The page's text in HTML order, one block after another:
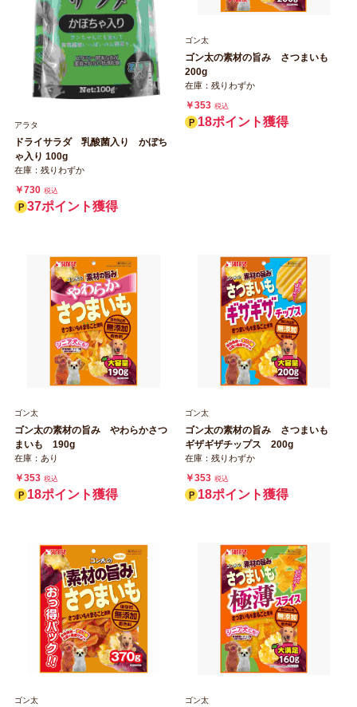
アラタ
ドライサラダ 乳酸菌入り かぼち
ゃ入り 100g
在庫：残りわずか
￥730 税込
37ポイント獲得
ゴン太
ゴン太の素材の旨み さつまいも
200g
在庫：残りわずか
￥353 税込
18ポイント獲得
ゴン太
ゴン太の素材の旨み やわらかさつ
まいも 190g
在庫：あり
￥353 税込
18ポイント獲得
ゴン太
ゴン太の素材の旨み さつまいも
ギザギザチップス 200g
在庫：残りわずか
￥353 税込
18ポイント獲得
ゴン太 ゴン太